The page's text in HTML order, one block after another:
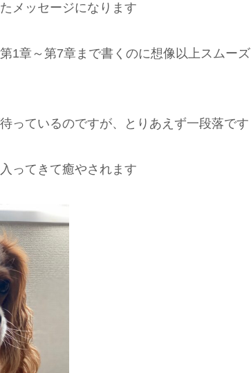
メッセージになります
1章～第7章まで書くのに想像以上スムーズ
っているのですが、とりあえず一段落です
ってきて癒やされます